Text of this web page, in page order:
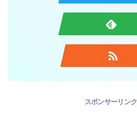
スポンサーリンク